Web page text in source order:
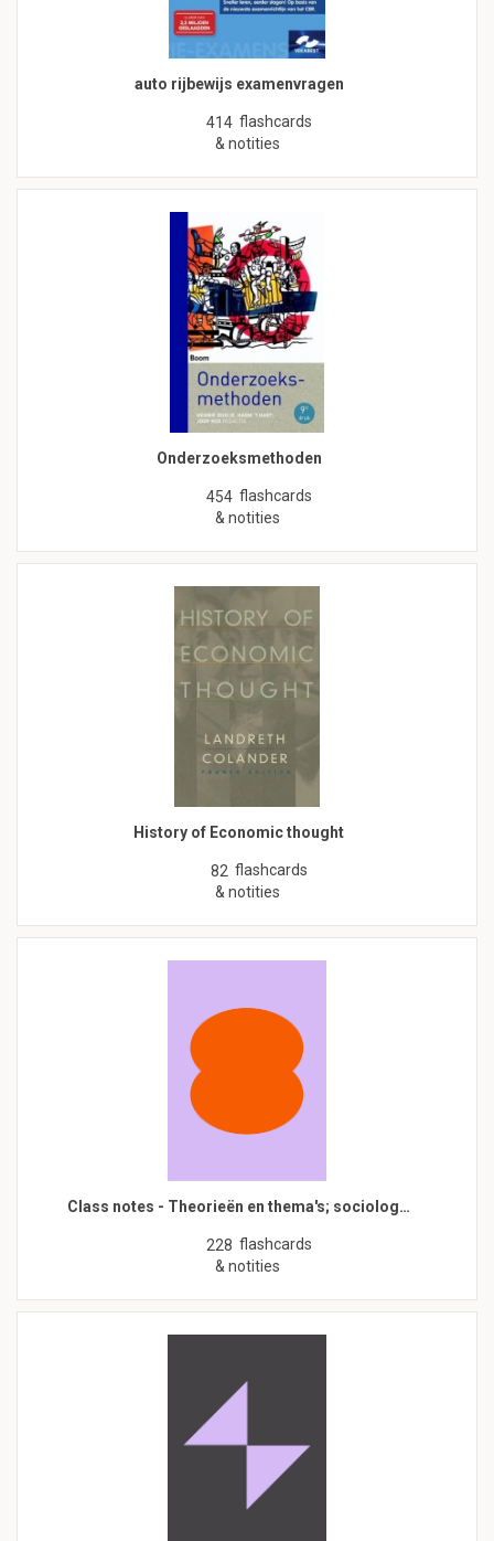
auto rijbewijs examenvragen
414 flashcards
& notities
Onderzoeksmethoden
454 flashcards
& notities
History of Economic thought
82 flashcards
& notities
Class notes - Theorieën en thema's; sociolog…
228 flashcards
& notities